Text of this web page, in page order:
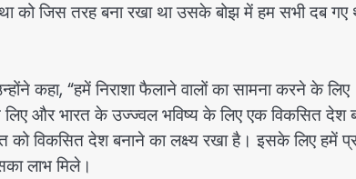
को जिस तरह बना रखा था उसके बोझ में हम सभी दब गए
कहा, “हमें निराशा फैलाने वालों का सामना करने के लिए
और भारत के उज्ज्वल भविष्य के लिए एक विकसित देश
विकसित देश बनाने का लक्ष्य रखा है। इसके लिए हमें
लाभ मिले।